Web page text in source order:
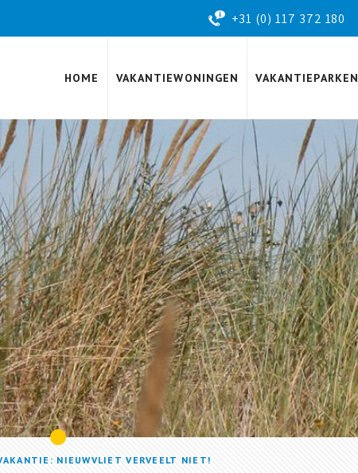
+31 (0) 117 372 180
HOME VAKANTIEWONINGEN VAKANTIEPARKEN
NIEUWVLIET VERVEELT NIET!